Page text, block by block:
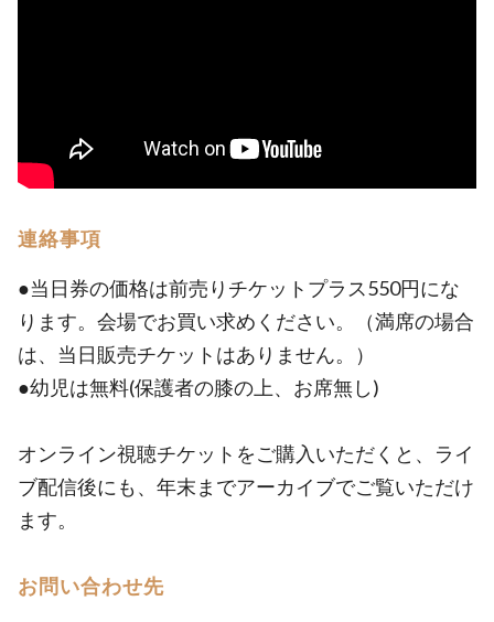
連絡事項
●当日券の価格は前売りチケットプラス550円にな
ります。会場でお買い求めください。（満席の場合
は、当日販売チケットはありません。）
●幼児は無料(保護者の膝の上、お席無し)
オンライン視聴チケットをご購入いただくと、ライ
ブ配信後にも、年末までアーカイブでご覧いただけ
ます。
お問い合わせ先